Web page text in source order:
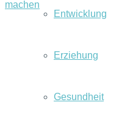
Entwicklung
Erziehung
Gesundheit